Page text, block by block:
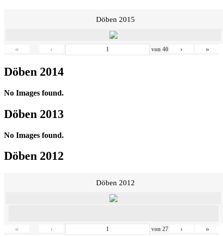
Döben 2015
« ‹ von 40 › »
Döben 2014
No Images found.
Döben 2013
No Images found.
Döben 2012
Döben 2012
« ‹ von 27 › »